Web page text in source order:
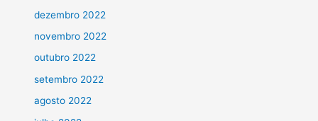
dezembro 2022
novembro 2022
outubro 2022
setembro 2022
agosto 2022